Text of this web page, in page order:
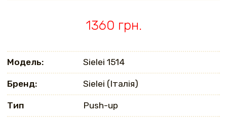
1360 грн.
Модель: Sielei 1514
Бренд: Sielei (Італія)
Тип Push-up